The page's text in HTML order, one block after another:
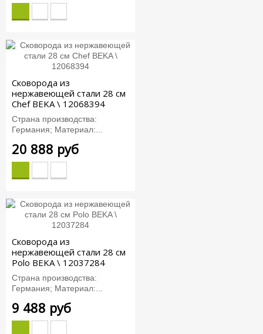
Сковорода из
нержавеющей стали 28 см
Chef BEKA \ 12068394
Страна производства:
Германия; Материал:...
20 888 руб
Сковорода из
нержавеющей стали 28 см
Polo BEKA \ 12037284
Страна производства:
Германия; Материал:...
9 488 руб